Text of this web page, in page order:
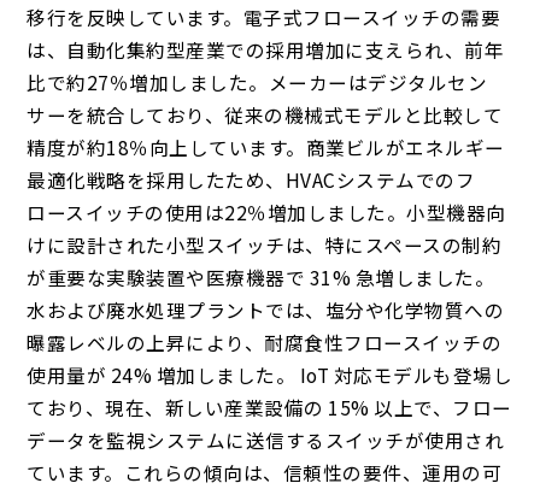
移行を反映しています。電子式フロースイッチの需要
は、自動化集約型産業での採用増加に支えられ、前年
比で約27％増加しました。メーカーはデジタルセン
サーを統合しており、従来の機械式モデルと比較して
精度が約18％向上しています。商業ビルがエネルギー
最適化戦略を採用したため、HVACシステムでのフ
ロースイッチの使用は22％増加しました。小型機器向
けに設計された小型スイッチは、特にスペースの制約
が重要な実験装置や医療機器で 31% 急増しました。
水および廃水処理プラントでは、塩分や化学物質への
曝露レベルの上昇により、耐腐食性フロースイッチの
使用量が 24% 増加しました。 IoT 対応モデルも登場し
ており、現在、新しい産業設備の 15% 以上で、フロー
データを監視システムに送信するスイッチが使用され
ています。これらの傾向は、信頼性の要件、運用の可